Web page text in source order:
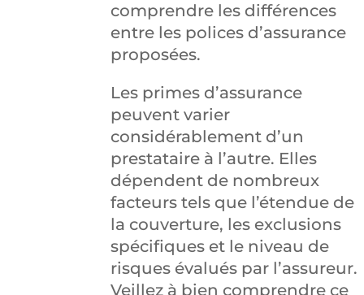
comprendre les différences
entre les polices d’assurance
proposées.
Les primes d’assurance
peuvent varier
considérablement d’un
prestataire à l’autre. Elles
dépendent de nombreux
facteurs tels que l’étendue de
la couverture, les exclusions
spécifiques et le niveau de
risques évalués par l’assureur.
Veillez à bien comprendre ce